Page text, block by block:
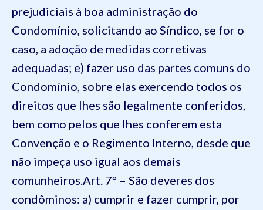
prejudiciais à boa administração do
Condomínio, solicitando ao Síndico, se for o
caso, a adoção de medidas corretivas
adequadas; e) fazer uso das partes comuns do
Condomínio, sobre elas exercendo todos os
direitos que lhes são legalmente conferidos,
bem como pelos que lhes conferem esta
Convenção e o Regimento Interno, desde que
não impeça uso igual aos demais
comunheiros.Art. 7º – São deveres dos
condôminos: a) cumprir e fazer cumprir, por